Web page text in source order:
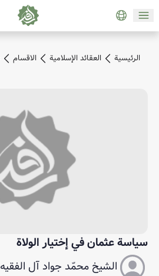
الرئیسیة العقائد الإسلامية الاقسام
سياسة عثمان في إختيار الولاة
الشيخ محمّد جواد آل الفقيه